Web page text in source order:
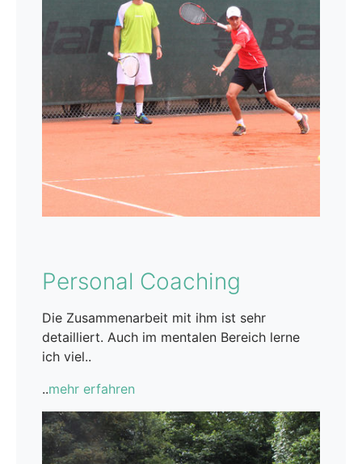
Personal Coaching
Die Zusammenarbeit mit ihm ist sehr
detailliert. Auch im mentalen Bereich lerne
ich viel..
..mehr erfahren